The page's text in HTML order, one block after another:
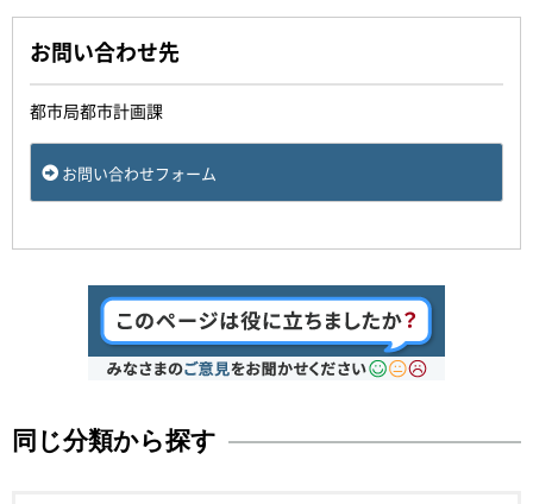
お問い合わせ先
都市局都市計画課
お問い合わせフォーム
同じ分類から探す